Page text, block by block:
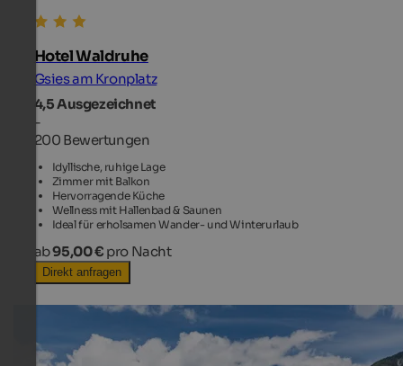
Hotel Waldruhe
Gsies am Kronplatz
4,5Ausgezeichnet
-
200 Bewertungen
Idyllische, ruhige Lage
Zimmer mit Balkon
Hervorragende Küche
Wellness mit Hallenbad & Saunen
Ideal für erholsamen Wander- und Winterurlaub
ab95,00 € pro Nacht
Direkt anfragen